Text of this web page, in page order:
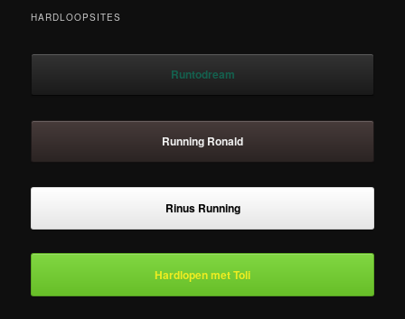
HARDLOOPSITES
Runtodream
Running Ronald
Rinus Running
Hardlopen met Toli